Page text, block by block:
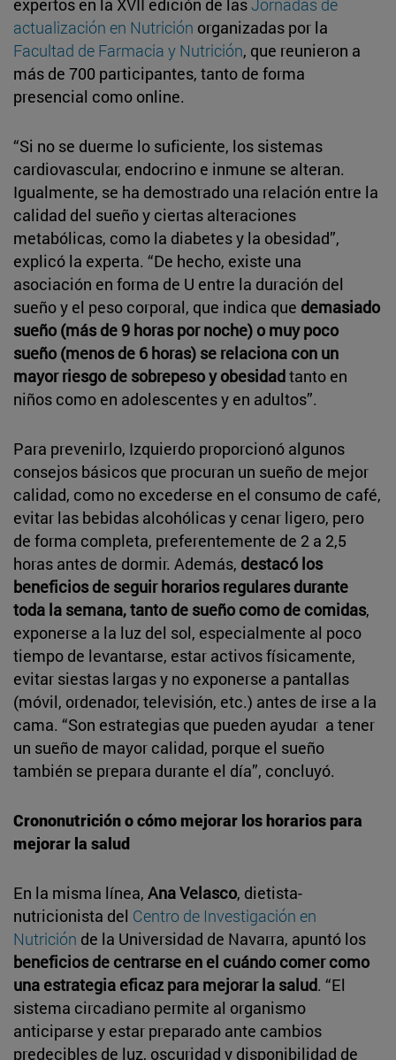
expertos en la XVII edición de lasJornadas de
actualización en Nutrición organizadas por la
Facultad de Farmacia y Nutrición, que reunieron a
más de 700 participantes, tanto de forma
presencial como online.
“Si no se duerme lo suficiente, los sistemas
cardiovascular, endocrino e inmune se alteran.
Igualmente, se ha demostrado una relación entre la
calidad del sueño y ciertas alteraciones
metabólicas, como la diabetes y la obesidad”,
explicó la experta. “De hecho, existe una
asociación en forma de U entre la duración del
sueño y el peso corporal, que indica que demasiado
sueño (más de 9 horas por noche) o muy poco
sueño (menos de 6 horas) se relaciona con un
mayor riesgo de sobrepeso y obesidadtanto en
niños como en adolescentes y en adultos”.
Para prevenirlo, Izquierdo proporcionó algunos
consejos básicos que procuran un sueño de mejor
calidad, como no excederse en el consumo de café,
evitar las bebidas alcohólicas y cenar ligero, pero
de forma completa, preferentemente de 2 a 2,5
horas antes de dormir. Además, destacó los
beneficios de seguir horarios regulares durante
toda la semana, tanto de sueño como de comidas,
exponerse a la luz del sol, especialmente al poco
tiempo de levantarse, estar activos físicamente,
evitar siestas largas y no exponerse a pantallas
(móvil, ordenador, televisión, etc.) antes de irse a la
cama. “Son estrategias que pueden ayudar a tener
un sueño de mayor calidad, porque el sueño
también se prepara durante el día”, concluyó.
Crononutrición o cómo mejorar los horarios para
mejorar la salud
En la misma línea, Ana Velasco, dietista-
nutricionista del Centro de Investigación en
Nutrición de la Universidad de Navarra, apuntó los
beneficios de centrarse en el cuándo comer como
una estrategia eficaz para mejorar la salud. “El
sistema circadiano permite al organismo
anticiparse y estar preparado ante cambios
predecibles de luz, oscuridad y disponibilidad de